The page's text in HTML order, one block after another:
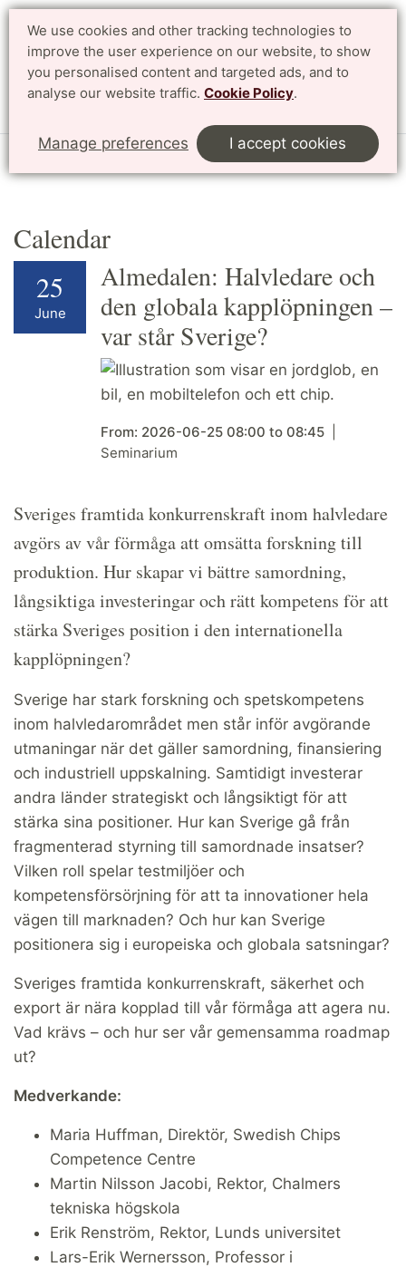
We use cookies and other tracking technologies to
improve the user experience on our website, to show
you personalised content and targeted ads, and to
analyse our website traffic. Cookie Policy.
Manage preferences I accept cookies
Search Svenska
Start English Research Profile Areas Calendar
Calendar
25
June
Almedalen: Halvledare och
den globala kapplöpningen –
var står Sverige?
From: 2026-06-25 08:00 to 08:45
Seminarium
Sveriges framtida konkurrenskraft inom halvledare
avgörs av vår förmåga att omsätta forskning till
produktion. Hur skapar vi bättre samordning,
långsiktiga investeringar och rätt kompetens för att
stärka Sveriges position i den internationella
kapplöpningen?
Sverige har stark forskning och spetskompetens
inom halvledarområdet men står inför avgörande
utmaningar när det gäller samordning, finansiering
och industriell uppskalning. Samtidigt investerar
andra länder strategiskt och långsiktigt för att
stärka sina positioner. Hur kan Sverige gå från
fragmenterad styrning till samordnade insatser?
Vilken roll spelar testmiljöer och
kompetensförsörjning för att ta innovationer hela
vägen till marknaden? Och hur kan Sverige
positionera sig i europeiska och globala satsningar?
Sveriges framtida konkurrenskraft, säkerhet och
export är nära kopplad till vår förmåga att agera nu.
Vad krävs – och hur ser vår gemensamma roadmap
ut?
Medverkande:
Maria Huffman, Direktör, Swedish Chips
Competence Centre
Martin Nilsson Jacobi, Rektor, Chalmers
tekniska högskola
Erik Renström, Rektor, Lunds universitet
Lars-Erik Wernersson, Professor i